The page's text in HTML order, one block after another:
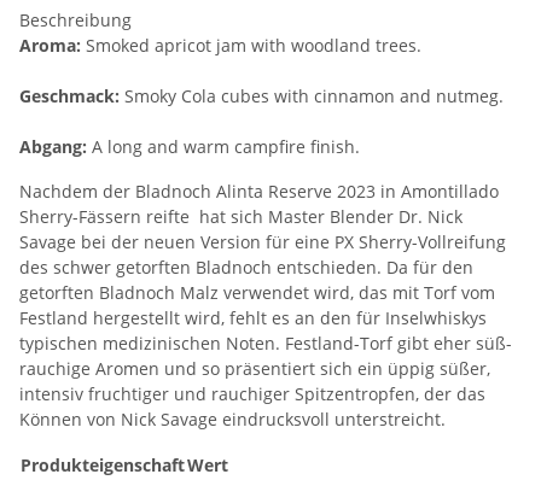
Beschreibung
Aroma: Smoked apricot jam with woodland trees.
Geschmack: Smoky Cola cubes with cinnamon and nutmeg.
Abgang: A long and warm campfire finish.
Nachdem der Bladnoch Alinta Reserve 2023 in Amontillado
Sherry-Fässern reifte hat sich Master Blender Dr. Nick
Savage bei der neuen Version für eine PX Sherry-Vollreifung
des schwer getorften Bladnoch entschieden. Da für den
getorften Bladnoch Malz verwendet wird, das mit Torf vom
Festland hergestellt wird, fehlt es an den für Inselwhiskys
typischen medizinischen Noten. Festland-Torf gibt eher süß-
rauchige Aromen und so präsentiert sich ein üppig süßer,
intensiv fruchtiger und rauchiger Spitzentropfen, der das
Können von Nick Savage eindrucksvoll unterstreicht.
ProdukteigenschaftWert